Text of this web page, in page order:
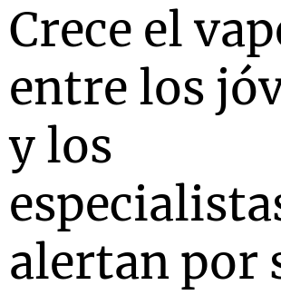
Crece el
entre los
y los
alertan por